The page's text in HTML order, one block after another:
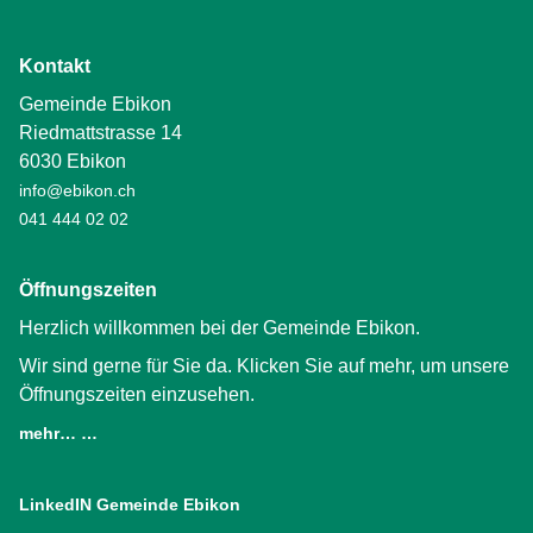
Kontakt
Gemeinde Ebikon
Riedmattstrasse 14
6030 Ebikon
info@ebikon.ch
041 444 02 02
Öffnungszeiten
Herzlich willkommen bei der Gemeinde Ebikon.
Wir sind gerne für Sie da. Klicken Sie auf mehr, um unsere
Öffnungszeiten einzusehen.
mehr… …
LinkedIN Gemeinde Ebikon